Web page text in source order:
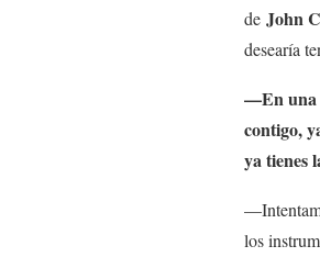
de John
desearía
—En una
contigo,
ya tienes
los